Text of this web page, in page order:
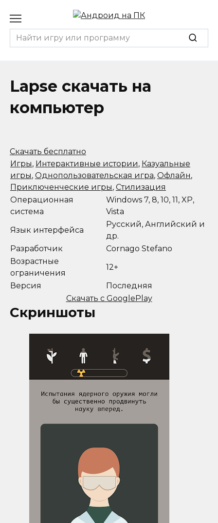
содержанию
Search
for:
Lapse скачать на
компьютер
Скачать бесплатно
Игры, Интерактивные истории, Казуальные
игры, Однопользовательская игра, Офлайн,
Приключенческие игры, Стилизация
Операционная
система
Windows 7, 8, 10, 11, XP,
Vista
Язык интерфейса
Русский, Английский и
др.
Разработчик
Cornago Stefano
Возрастные
ограничения
12+
Версия
Последняя
Скачать с GooglePlay
Скриншоты